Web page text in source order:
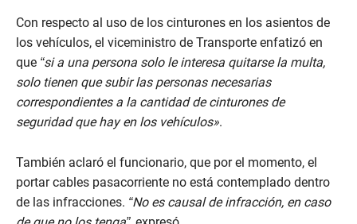
m
i
n
t
e
,
1
9
e
c
o
n
d
s
Con respecto al uso de los cinturones en los asientos de
los vehículos, el viceministro de Transporte enfatizó en
que “si a una persona solo le interesa quitarse la multa,
solo tienen que subir las personas necesarias
correspondientes a la cantidad de cinturones de
seguridad que hay en los vehículos».
También aclaró el funcionario, que por el momento, el
portar cables pasacorriente no está contemplado dentro
de las infracciones. “No es causal de infracción, en caso